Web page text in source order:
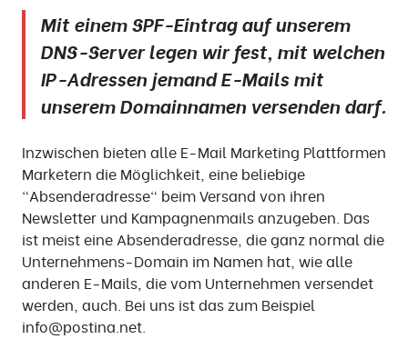
Mit einem SPF-Eintrag auf unserem
DNS-Server legen wir fest, mit welchen
IP-Adressen jemand E-Mails mit
unserem Domainnamen versenden darf.
Inzwischen bieten alle E-Mail Marketing Plattformen
Marketern die Möglichkeit, eine beliebige
"Absenderadresse" beim Versand von ihren
Newsletter und Kampagnenmails anzugeben. Das
ist meist eine Absenderadresse, die ganz normal die
Unternehmens-Domain im Namen hat, wie alle
anderen E-Mails, die vom Unternehmen versendet
werden, auch. Bei uns ist das zum Beispiel
info@postina.net.